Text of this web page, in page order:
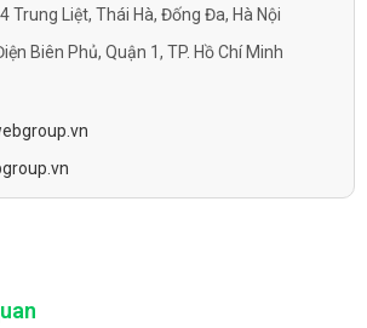
Trung Liệt, Thái Hà, Đống Đa, Hà Nội
Biên Phủ, Quận 1, TP. Hồ Chí Minh